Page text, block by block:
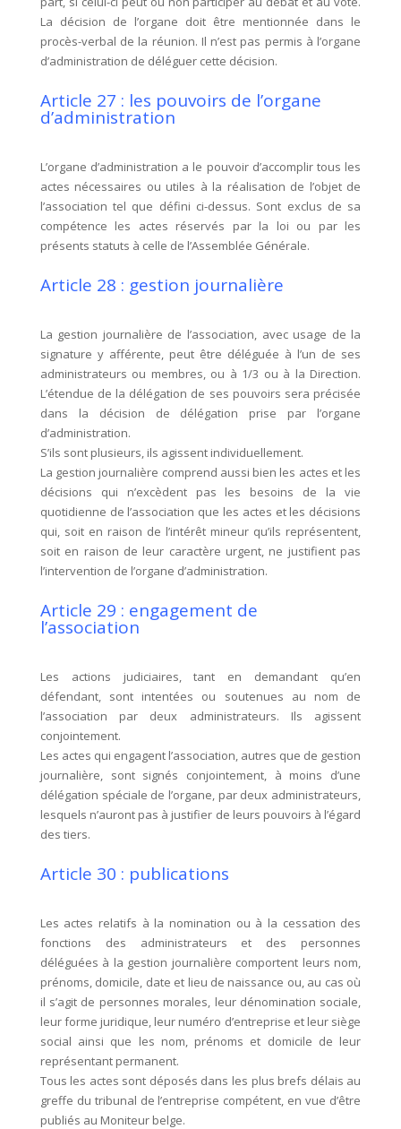
La décision de l’organe doit être mentionnée dans le
procès-verbal de la réunion. Il n’est pas permis à l’organe
d’administration de déléguer cette décision.
Article 27 : les pouvoirs de l’organe
d’administration
L’organe d’administration a le pouvoir d’accomplir tous les
actes nécessaires ou utiles à la réalisation de l’objet de
l’association tel que défini ci-dessus. Sont exclus de sa
compétence les actes réservés par la loi ou par les
présents statuts à celle de l’Assemblée Générale.
Article 28 : gestion journalière
La gestion journalière de l’association, avec usage de la
signature y afférente, peut être déléguée à l’un de ses
administrateurs ou membres, ou à 1/3 ou à la Direction.
L’étendue de la délégation de ses pouvoirs sera précisée
dans la décision de délégation prise par l’organe
d’administration.
S’ils sont plusieurs, ils agissent individuellement.
La gestion journalière comprend aussi bien les actes et les
décisions qui n’excèdent pas les besoins de la vie
quotidienne de l’association que les actes et les décisions
qui, soit en raison de l’intérêt mineur qu’ils représentent,
soit en raison de leur caractère urgent, ne justifient pas
l’intervention de l’organe d’administration.
Article 29 : engagement de
l’association
Les actions judiciaires, tant en demandant qu’en
défendant, sont intentées ou soutenues au nom de
l’association par deux administrateurs. Ils agissent
conjointement.
Les actes qui engagent l’association, autres que de gestion
journalière, sont signés conjointement, à moins d’une
délégation spéciale de l’organe, par deux administrateurs,
lesquels n’auront pas à justifier de leurs pouvoirs à l’égard
des tiers.
Article 30 : publications
Les actes relatifs à la nomination ou à la cessation des
fonctions des administrateurs et des personnes
déléguées à la gestion journalière comportent leurs nom,
prénoms, domicile, date et lieu de naissance ou, au cas où
il s’agit de personnes morales, leur dénomination sociale,
leur forme juridique, leur numéro d’entreprise et leur siège
social ainsi que les nom, prénoms et domicile de leur
représentant permanent.
Tous les actes sont déposés dans les plus brefs délais au
greffe du tribunal de l’entreprise compétent, en vue d’être
publiés au Moniteur belge.